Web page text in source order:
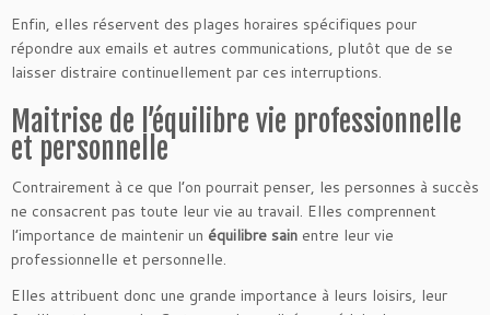
Enfin, elles réservent des plages horaires spécifiques pour
répondre aux emails et autres communications, plutôt que de se
laisser distraire continuellement par ces interruptions.
Maitrise de l’équilibre vie professionnelle
et personnelle
Contrairement à ce que l’on pourrait penser, les personnes à succès
ne consacrent pas toute leur vie au travail. Elles comprennent
l’importance de maintenir un équilibre sain entre leur vie
professionnelle et personnelle.
Elles attribuent donc une grande importance à leurs loisirs, leur